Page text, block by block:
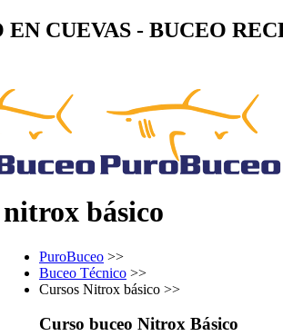
EN CUEVAS - BUCEO
básico
PuroBuceo >>
Buceo Técnico >>
Cursos Nitrox básico >>
Curso buceo Nitrox Básico